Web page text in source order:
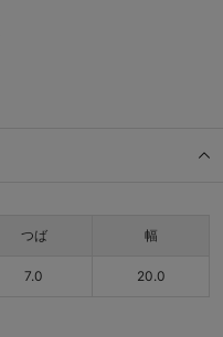
つば 幅
7.0 20.0